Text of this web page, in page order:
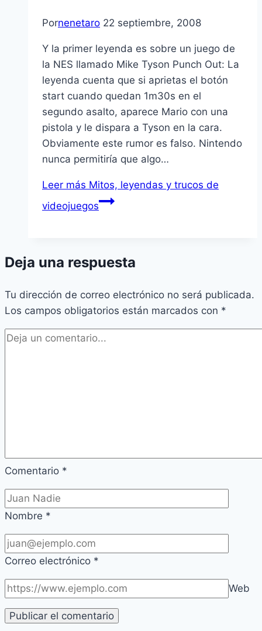
Pornenetaro 22 septiembre, 2008
Y la primer leyenda es sobre un juego de
la NES llamado Mike Tyson Punch Out: La
leyenda cuenta que si aprietas el botón
start cuando quedan 1m30s en el
segundo asalto, aparece Mario con una
pistola y le dispara a Tyson en la cara.
Obviamente este rumor es falso. Nintendo
nunca permitirí­a que algo…
Leer más Mitos, leyendas y trucos de
videojuegos
Deja una respuesta
Tu dirección de correo electrónico no será publicada.
Los campos obligatorios están marcados con *
Comentario *
Nombre *
Correo electrónico *
Web